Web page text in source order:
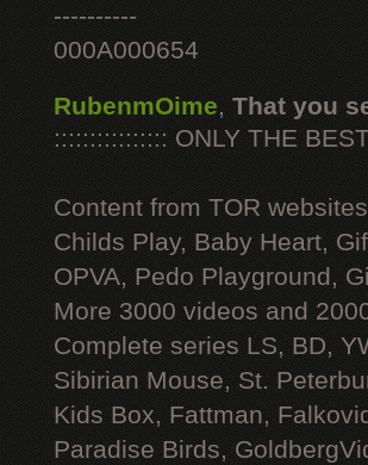
----------
000A000654
RubenmOime, That you
:::::::::::::::: ONLY THE
Content from TOR
Childs Play, Baby Heart,
OPVA, Pedo Playground,
More 3000 videos and
Complete series LS, BD,
Sibirian Mouse, St.
Kids Box, Fattman,
Paradise Birds,